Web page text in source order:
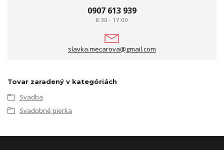
0907 613 939
8:30 - 17:00
slavka.mecarova@gmail.com
Tovar zaradený v kategóriách
Svadba
Svadobné pierka